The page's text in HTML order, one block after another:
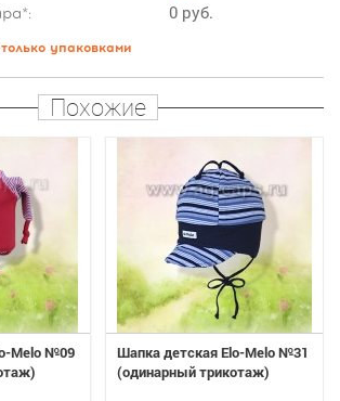
0 руб.
упаковками
Похожие
Melo №09
Шапка детская Elo-Melo №31
(одинарный трикотаж)